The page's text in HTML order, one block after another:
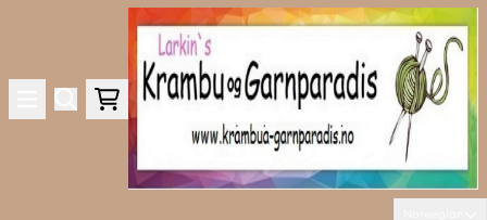
Hopp til innhold